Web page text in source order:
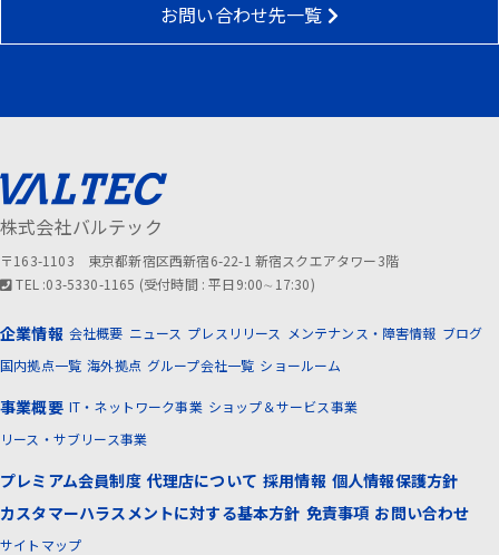
お問い合わせ先一覧
株式会社バルテック
〒163-1103 東京都新宿区西新宿6-22-1 新宿スクエアタワー3階
TEL :03-5330-1165 (受付時間 : 平日9:00∼17:30)
企業情報 会社概要 ニュース プレスリリース メンテナンス・障害情報 ブログ
国内拠点一覧 海外拠点 グループ会社一覧 ショールーム
事業概要 IT・ネットワーク事業 ショップ＆サービス事業
リース・サブリース事業
プレミアム会員制度 代理店について 採用情報 個人情報保護方針
カスタマーハラスメントに対する基本方針 免責事項 お問い合わせ
サイトマップ